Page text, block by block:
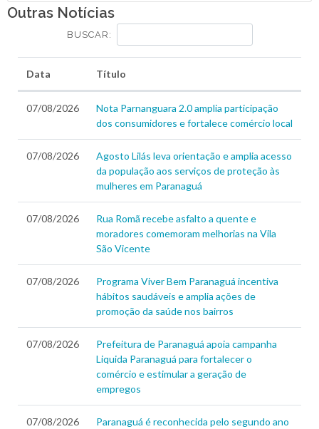
Outras Notícias
BUSCAR:
Data Título
07/08/2026
Nota Parnanguara 2.0 amplia participação
dos consumidores e fortalece comércio local
07/08/2026
Agosto Lilás leva orientação e amplia acesso
da população aos serviços de proteção às
mulheres em Paranaguá
07/08/2026
Rua Romã recebe asfalto a quente e
moradores comemoram melhorias na Vila
São Vicente
07/08/2026
Programa Viver Bem Paranaguá incentiva
hábitos saudáveis e amplia ações de
promoção da saúde nos bairros
07/08/2026
Prefeitura de Paranaguá apoia campanha
Liquida Paranaguá para fortalecer o
comércio e estimular a geração de
empregos
07/08/2026
Paranaguá é reconhecida pelo segundo ano